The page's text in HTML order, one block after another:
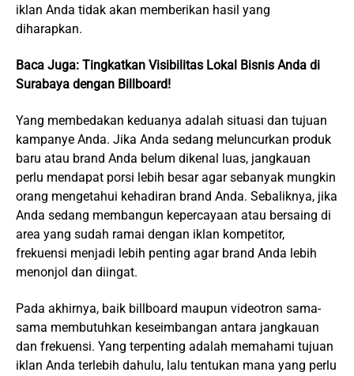
iklan Anda tidak akan memberikan hasil yang
diharapkan.
Baca Juga: Tingkatkan Visibilitas Lokal Bisnis Anda di
Surabaya dengan Billboard!
Yang membedakan keduanya adalah situasi dan tujuan
kampanye Anda. Jika Anda sedang meluncurkan produk
baru atau brand Anda belum dikenal luas, jangkauan
perlu mendapat porsi lebih besar agar sebanyak mungkin
orang mengetahui kehadiran brand Anda. Sebaliknya, jika
Anda sedang membangun kepercayaan atau bersaing di
area yang sudah ramai dengan iklan kompetitor,
frekuensi menjadi lebih penting agar brand Anda lebih
menonjol dan diingat.
Pada akhirnya, baik billboard maupun videotron sama-
sama membutuhkan keseimbangan antara jangkauan
dan frekuensi. Yang terpenting adalah memahami tujuan
iklan Anda terlebih dahulu, lalu tentukan mana yang perlu